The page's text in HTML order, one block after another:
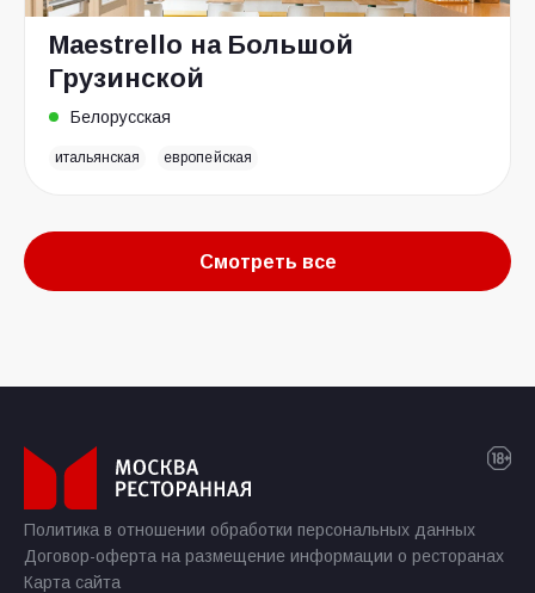
Maestrello на Большой
Грузинской
Белорусская
итальянская европейская
Смотреть все
Политика в отношении обработки персональных данных
Договор-оферта на размещение информации о ресторанах
Карта сайта